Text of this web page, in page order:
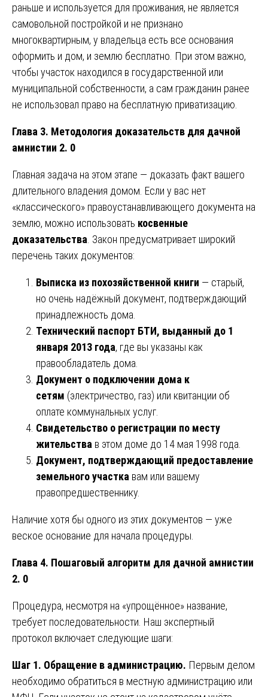
раньше и используется для проживания, не является
самовольной постройкой и не признано
многоквартирным, у владельца есть все основания
оформить и дом, и землю бесплатно. При этом важно,
чтобы участок находился в государственной или
муниципальной собственности, а сам гражданин ранее
не использовал право на бесплатную приватизацию.
Глава 3. Методология доказательств для дачной
амнистии 2. 0
Главная задача на этом этапе — доказать факт вашего
длительного владения домом. Если у вас нет
«классического» правоустанавливающего документа на
землю, можно использовать косвенные
доказательства . Закон предусматривает широкий
перечень таких документов:
Выписка из похозяйственной книги — старый,
но очень надёжный документ, подтверждающий
принадлежность дома.
Технический паспорт БТИ, выданный до 1
января 2013 года, где вы указаны как
правообладатель дома.
Документ о подключении дома к
сетям (электричество, газ) или квитанции об
оплате коммунальных услуг.
Свидетельство о регистрации по месту
жительства в этом доме до 14 мая 1998 года.
Документ, подтверждающий предоставление
земельного участка вам или вашему
правопредшественнику.
Наличие хотя бы одного из этих документов — уже
веское основание для начала процедуры.
Глава 4. Пошаговый алгоритм для дачной амнистии
2. 0
Процедура, несмотря на «упрощённое» название,
требует последовательности. Наш экспертный
протокол включает следующие шаги:
Шаг 1. Обращение в администрацию. Первым делом
необходимо обратиться в местную администрацию или